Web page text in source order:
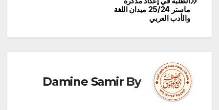
المقالات ماستر 25/24‎ ميدان اللغة
والأدب العربي
By
Damine Samir